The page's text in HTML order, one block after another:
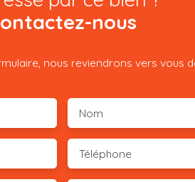
nous
nous reviendrons vers vous
Nom
Téléphone